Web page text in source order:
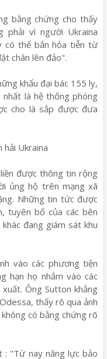
bằng chứng cho thấy
phải vì người Ukraina
có thể bắn hỏa tiễn từ
chân lên đảo".
khẩu đại bác 155 ly,
là hệ thống phóng
cho là sắp được đưa
Ukraina
được thông tin rộng
ủng hộ trên mạng xã
Những tin tức được
tuyên bố của các bên
đang giám sát khu
vào các phương tiện
hạn họ nhắm vào các
Ông Sutton khẳng
thấy rõ qua ảnh
có bằng chứng rõ
: "Từ nay năng lực bảo